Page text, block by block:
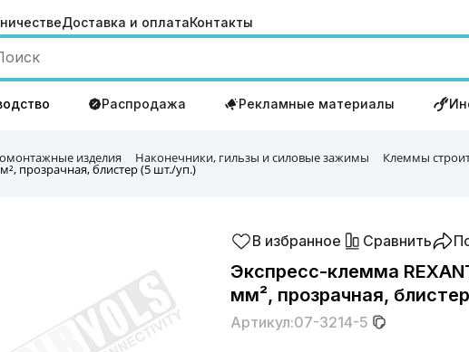
Доставка и оплатаКонтакты
Распродажа Рекламные материалы
изделия Наконечники, гильзы и силовые зажимы Клеммы
прозрачная, блистер (5 шт./уп.)
В избранное Сравнить
Экспресс-клемма
мм², прозрачная,
Артикул:07-3214-5